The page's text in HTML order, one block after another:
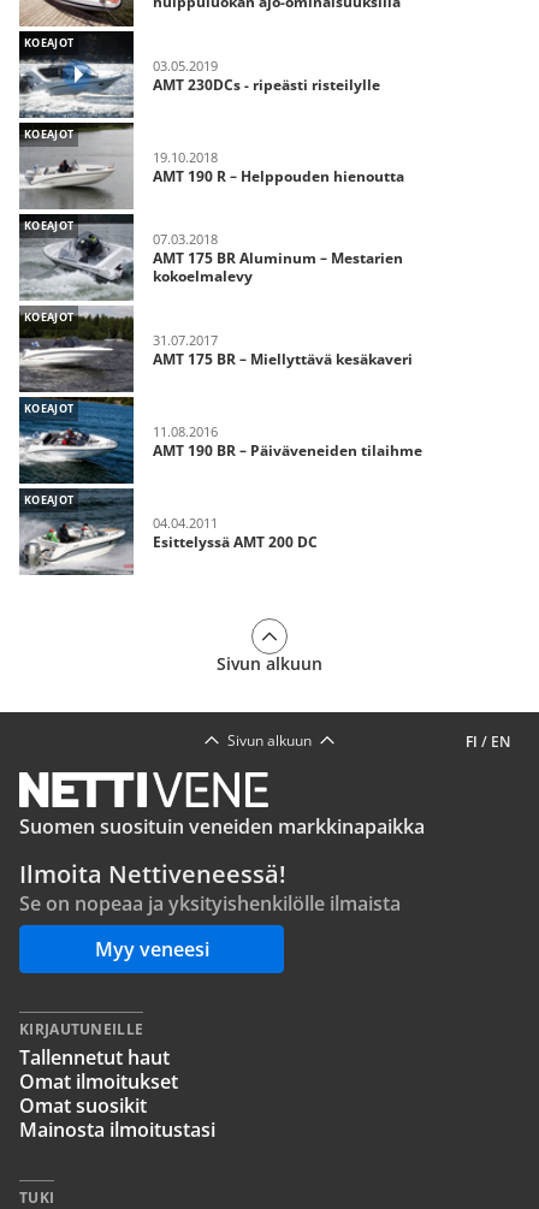
KOEAJOT
03.05.2019
AMT 230DCs - ripeästi risteilylle
KOEAJOT
19.10.2018
AMT 190 R – Helppouden hienoutta
KOEAJOT
07.03.2018
AMT 175 BR Aluminum – Mestarien
kokoelmalevy
KOEAJOT
31.07.2017
AMT 175 BR – Miellyttävä kesäkaveri
KOEAJOT
11.08.2016
AMT 190 BR – Päiväveneiden tilaihme
KOEAJOT
04.04.2011
Esittelyssä AMT 200 DC
Sivun alkuun
FI / EN
Sivun alkuun
Suomen suosituin veneiden markkinapaikka
Ilmoita Nettiveneessä!
Se on nopeaa ja yksityishenkilölle ilmaista
Myy veneesi
KIRJAUTUNEILLE
Tallennetut haut
Omat ilmoitukset
Omat suosikit
Mainosta ilmoitustasi
TUKI